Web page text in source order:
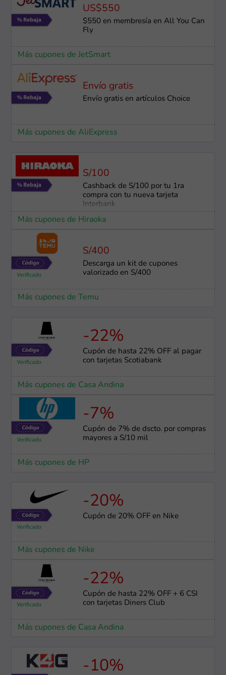
US$550
$550 en membresía en All You Can
Fly
Más cupones de JetSmart
Envío gratis
Envío gratis en artículos Choice
Más cupones de AliExpress
S/100
Cashback de S/100 por tu 1ra
compra con tu nueva tarjeta
Interbank
Más cupones de Hiraoka
S/400
Descarga un kit de cupones
valorizado en S/400
Más cupones de Temu
-22%
Cupón de hasta 22% OFF al pagar
con tarjetas Scotiabank
Más cupones de Casa Andina
-7%
Cupón de 7% de dscto. por compras
mayores a S/10 mil
Más cupones de HP
-20%
Cupón de 20% OFF en Nike
Más cupones de Nike
-22%
Cupón de hasta 22% OFF + 6 CSI
con tarjetas Diners Club
Más cupones de Casa Andina
-10%